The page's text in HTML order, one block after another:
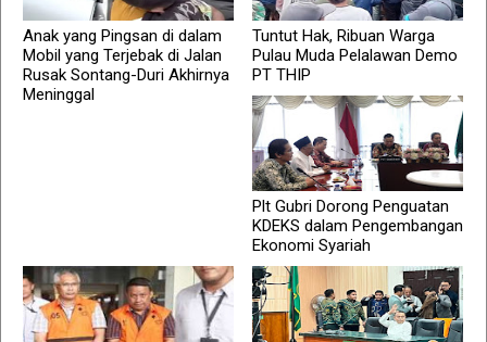
Anak yang Pingsan di dalam
Mobil yang Terjebak di Jalan
Rusak Sontang-Duri Akhirnya
Meninggal
Tuntut Hak, Ribuan Warga
Pulau Muda Pelalawan Demo
PT THIP
Plt Gubri Dorong Penguatan
KDEKS dalam Pengembangan
Ekonomi Syariah